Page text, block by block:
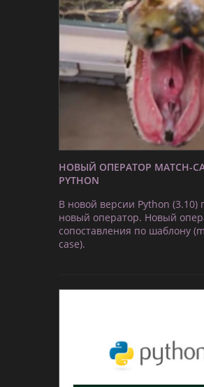
НОВЫЙ ОПЕРАТОР MATCH-
PYTHON
В новой версии Python (3.10)
новый оператор. Новый
сопоставления по шаблону
case).